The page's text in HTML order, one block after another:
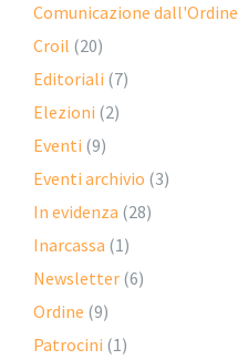
Comunicazione dall'Ordine
Croil (20)
Editoriali (7)
Elezioni (2)
Eventi (9)
Eventi archivio (3)
In evidenza (28)
Inarcassa (1)
Newsletter (6)
Ordine (9)
Patrocini (1)